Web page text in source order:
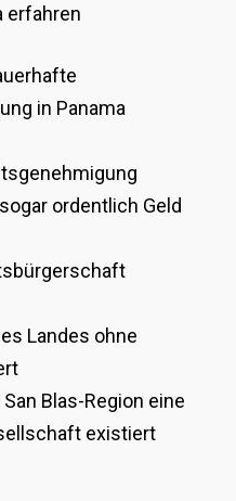
erfahren
in Panama
ordentlich Geld
Landes ohne
Blas-Region eine
existiert